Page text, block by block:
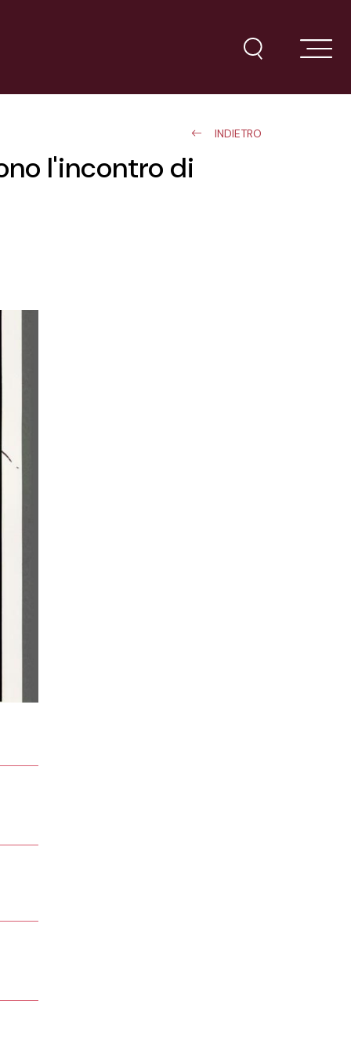
INDIETRO
l'incontro di